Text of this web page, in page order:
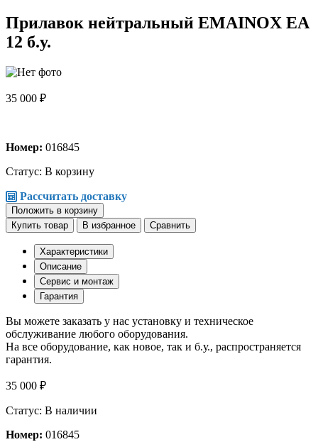
Прилавок нейтральный EMAINOX EA
12 б.у.
35 000 ₽
Номер: 016845
Статус: В корзину
Рассчитать доставку
Положить в корзину
Купить товар
В избранное Сравнить
Характеристики
Описание
Сервис и монтаж
Гарантия
Вы можете заказать у нас установку и техническое
обслуживание любого оборудования.
На все оборудование, как новое, так и б.у., распространяется
гарантия.
35 000 ₽
Статус: В наличии
Номер: 016845